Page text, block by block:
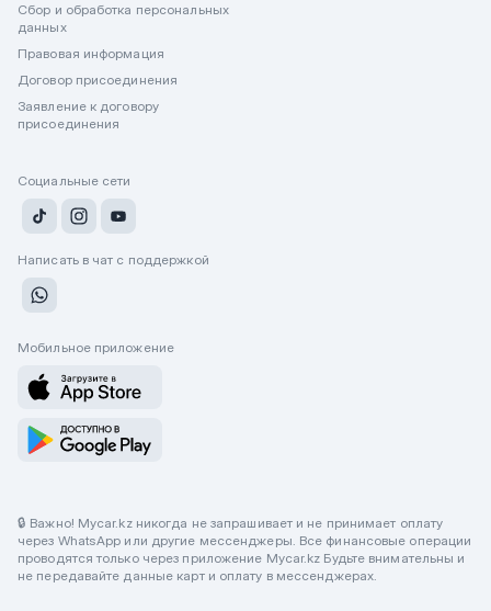
Сбор и обработка персональных
данных
Правовая информация
Договор присоединения
Заявление к договору
присоединения
Социальные сети
Написать в чат с поддержкой
Мобильное приложение
🔒 Важно! Mycar.kz никогда не запрашивает и не принимает оплату
через WhatsApp или другие мессенджеры. Все финансовые операции
проводятся только через приложение Mycar.kz Будьте внимательны и
не передавайте данные карт и оплату в мессенджерах.